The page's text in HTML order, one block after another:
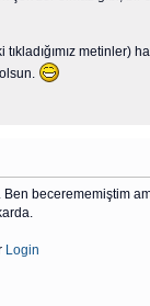
metinler)
becerememiştim
Login